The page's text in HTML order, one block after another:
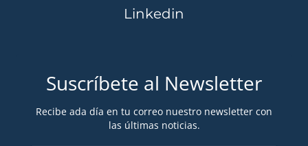
Linkedin
Suscríbete al Newsletter
Recibe ada día en tu correo nuestro newsletter con
las últimas noticias.